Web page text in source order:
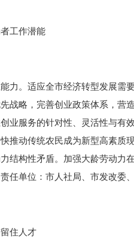
工作潜能
。适应全市经济转型发展需要
战略，完善创业政策体系，营
业服务的针对性、灵活性与有
推动传统农民成为新型高素质
结构性矛盾。加强大龄劳动力
任单位：市人社局、市发改委
住人才